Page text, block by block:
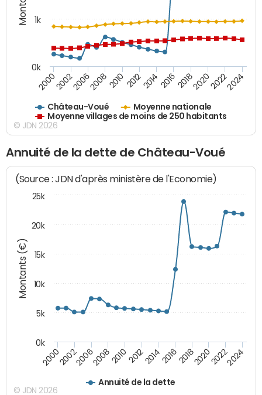
Château-Voué
Moyenne nationale
Moyenne villages de moins de 250 habitants
20002002200620082010 2012201420162018202020222024
0k
1k
© JDN 2026
Annuité de la dette de Château-Voué
Montants (€)
(Source : JDN d'après ministère de l'Economie)
Annuité de la dette
200020022006200820102012201420162018202020222024
0k
5k
10k
15k
20k
25k
© JDN 2026